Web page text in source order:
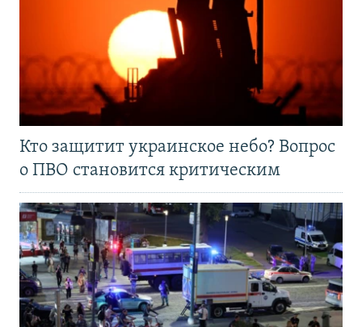
Кто защитит украинское небо? Вопрос
о ПВО становится критическим